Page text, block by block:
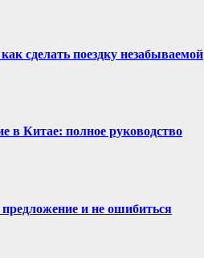
сделать поездку незабываемой
в Китае: полное руководство
и не ошибиться